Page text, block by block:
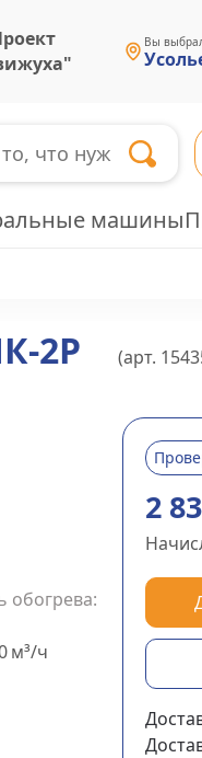
Вы
машины
2Р (арт.
2
обогрева:
м³/ч